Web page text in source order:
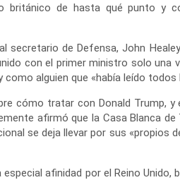
británico de hasta qué punto y
secretario de Defensa, John
con el primer ministro solo una
alguien que «había leído todos
cómo tratar con Donald Trump, y
afirmó que la Casa Blanca de
se deja llevar por sus «propios
afinidad por el Reino Unido,